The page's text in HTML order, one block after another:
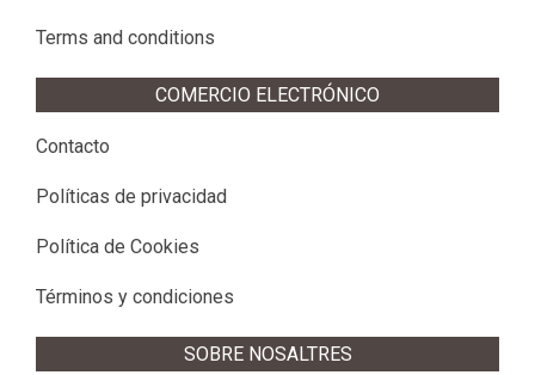
Terms and conditions
COMERCIO ELECTRÓNICO
Contacto
Políticas de privacidad
Política de Cookies
Términos y condiciones
SOBRE NOSALTRES